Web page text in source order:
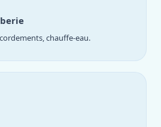
chauffe-eau.